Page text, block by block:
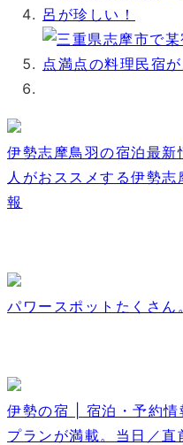
伊勢志摩鳥羽の宿泊最
人がおススメする伊勢
報
パワースポットたくさん
伊勢の宿 | 宿泊・予約情
プランが満載。当日／